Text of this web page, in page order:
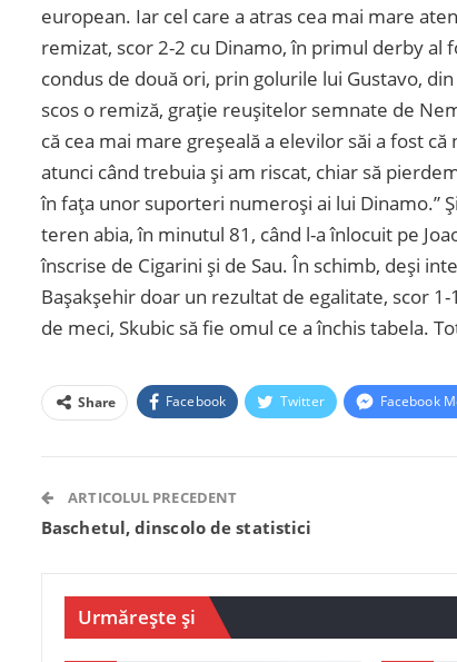
european. Iar cel care a atras cea mai mare
remizat, scor 2-2 cu Dinamo, în primul derby
condus de două ori, prin golurile lui Gustavo,
scos o remiză, grație reușitelor semnate de
că cea mai mare greșeală a elevilor săi a fost
atunci când trebuia și am riscat, chiar să
în fața unor suporteri numeroși ai lui Dinamo.”
teren abia, în minutul 81, când l-a înlocuit pe
înscrise de Cigarini și de Sau. În schimb, deși
Bașakșehir doar un rezultat de egalitate, scor
de meci, Skubic să fie omul ce a închis tabela.
Share Facebook Twitter Facebook
ARTICOLUL PRECEDENT
Baschetul, dinscolo de statistici
Urmărește și